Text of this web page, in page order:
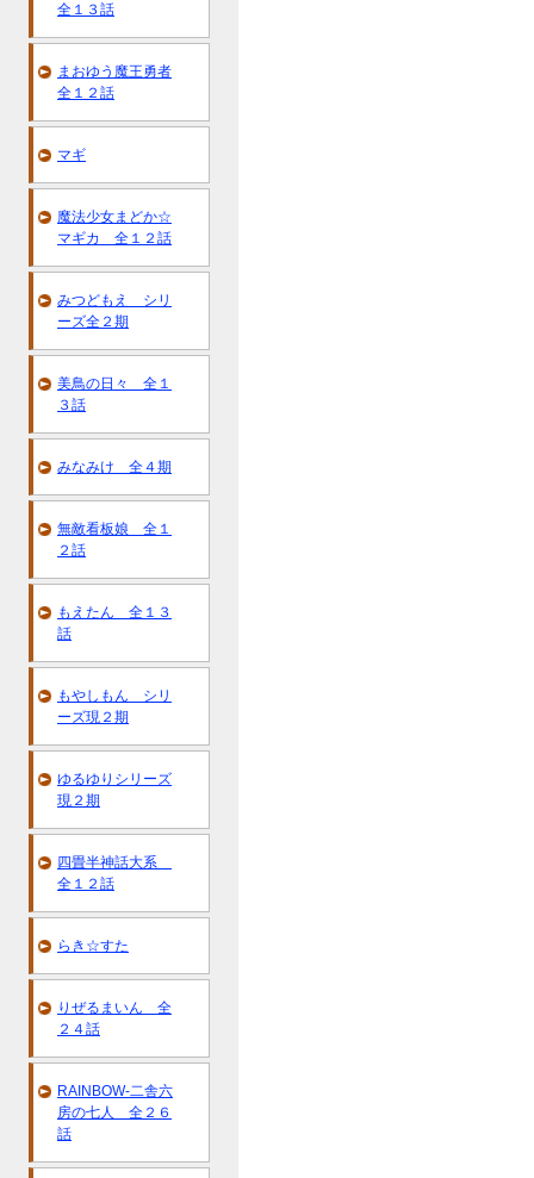
全１３話
まおゆう魔王勇者
全１２話
マギ
魔法少女まどか☆
マギカ 全１２話
みつどもえ シリ
ーズ全２期
美鳥の日々 全１
３話
みなみけ 全４期
無敵看板娘 全１
２話
もえたん 全１３
話
もやしもん シリ
ーズ現２期
ゆるゆりシリーズ
現２期
四畳半神話大系
全１２話
らき☆すた
りぜるまいん 全
２４話
RAINBOW-二舎六
房の七人 全２６
話